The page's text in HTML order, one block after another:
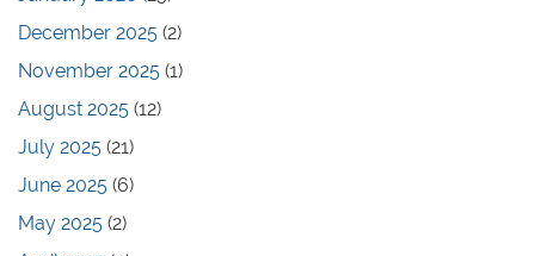
December 2025 (2)
November 2025 (1)
August 2025 (12)
July 2025 (21)
June 2025 (6)
May 2025 (2)